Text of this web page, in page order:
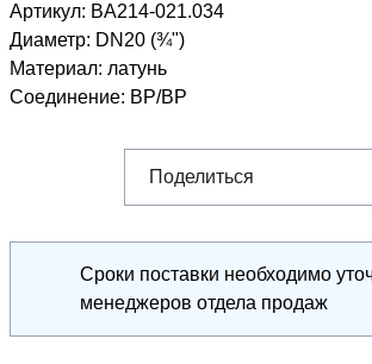
Артикул: BA214-021.034
Диаметр: DN20 (¾")
Материал: латунь
Соединение: ВР/ВР
Поделиться
Сроки поставки необходимо
менеджеров отдела продаж